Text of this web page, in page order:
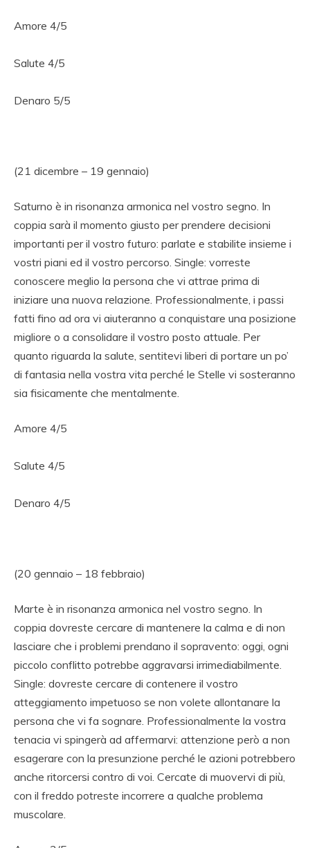
Amore 4/5
Salute 4/5
Denaro 5/5
(21 dicembre – 19 gennaio)
Saturno è in risonanza armonica nel vostro segno. In
coppia sarà il momento giusto per prendere decisioni
importanti per il vostro futuro: parlate e stabilite insieme i
vostri piani ed il vostro percorso. Single: vorreste
conoscere meglio la persona che vi attrae prima di
iniziare una nuova relazione. Professionalmente, i passi
fatti fino ad ora vi aiuteranno a conquistare una posizione
migliore o a consolidare il vostro posto attuale. Per
quanto riguarda la salute, sentitevi liberi di portare un po’
di fantasia nella vostra vita perché le Stelle vi sosteranno
sia fisicamente che mentalmente.
Amore 4/5
Salute 4/5
Denaro 4/5
(20 gennaio – 18 febbraio)
Marte è in risonanza armonica nel vostro segno. In
coppia dovreste cercare di mantenere la calma e di non
lasciare che i problemi prendano il sopravento: oggi, ogni
piccolo conflitto potrebbe aggravarsi irrimediabilmente.
Single: dovreste cercare di contenere il vostro
atteggiamento impetuoso se non volete allontanare la
persona che vi fa sognare. Professionalmente la vostra
tenacia vi spingerà ad affermarvi: attenzione però a non
esagerare con la presunzione perché le azioni potrebbero
anche ritorcersi contro di voi. Cercate di muovervi di più,
con il freddo potreste incorrere a qualche problema
muscolare.